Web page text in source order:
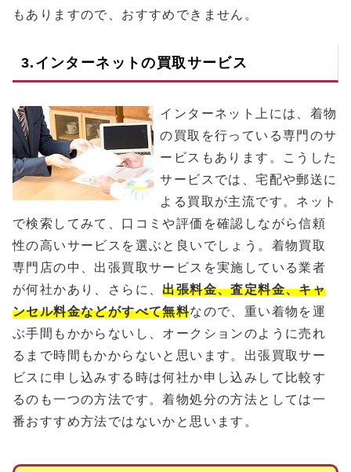
もありますので、おすすめできません。
3.インターネットの買取サービス
インターネット上には、着物
の買取を行っている専門のサ
ービスもあります。こうした
サービスでは、宅配や郵送に
よる買取が主流です。ネット
で検索してみて、口コミや評価を確認しながら信頼
性の高いサービスを選ぶと良いでしょう。着物買取
専門店の中、出張買取サービスを実施している業者
が何社かあり、さらに、出張料金、査定料金、キャ
ンセル料金などがすべて無料なので、重い着物を運
ぶ手間もかからないし、オークションのように売れ
るまで時間もかからないと思います。出張買取サー
ビスに申し込みする時は何社か申し込みして比較す
るのも一つの方法です。着物処分の方法としては一
番おすすめ方法ではないかと思います。